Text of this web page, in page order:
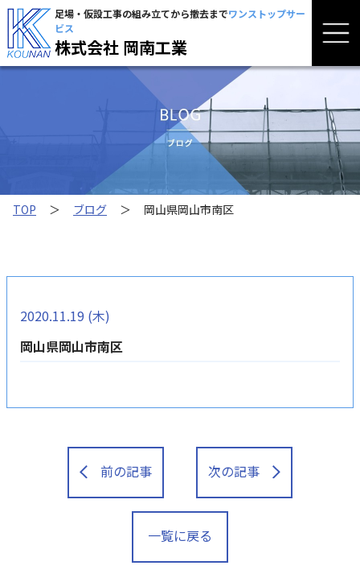
足場・仮設工事の組み立てから撤去までワンストップサー
ビス
株式会社 岡南工業
TOP ＞ ブログ ＞ 岡山県岡山市南区
2020.11.19 (木)
岡山県岡山市南区
前の記事
一覧に戻る
次の記事